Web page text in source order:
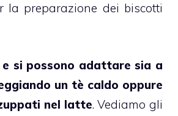
la preparazione dei biscotti
si possono adattare sia a
un tè caldo oppure
nel latte. Vediamo gli